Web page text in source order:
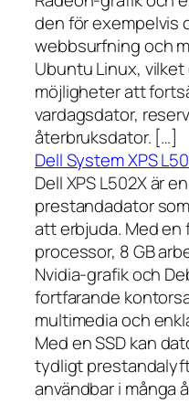
den för exempelvis
webbsurfning och
Ubuntu Linux,
möjligheter att
vardagsdator,
återbruksdator. […]
Dell System XPS
Dell XPS L502X är
prestandadator
att erbjuda. Med en
processor, 8 GB
Nvidia-grafik och
fortfarande
multimedia och
Med en SSD kan
tydligt
användbar i många